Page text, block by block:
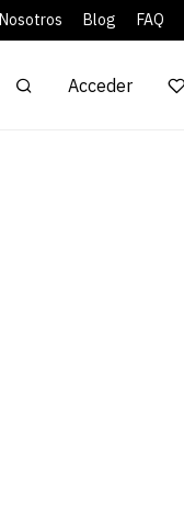
Nosotros Blog FAQ
Acceder